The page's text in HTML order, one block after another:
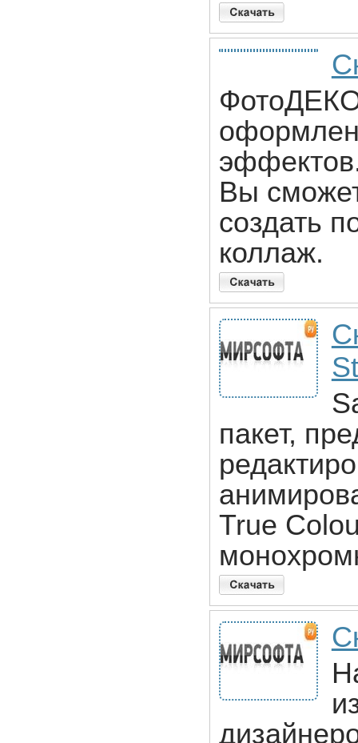
Вы
создать
коллаж.
пакет,
True